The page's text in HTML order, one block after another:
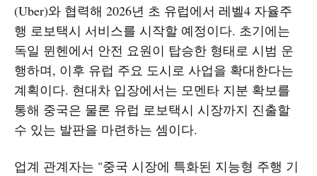
(Uber)와 협력해 2026년 초 유럽에서 레벨4 자율주
행 로보택시 서비스를 시작할 예정이다. 초기에는
독일 뮌헨에서 안전 요원이 탑승한 형태로 시범 운
행하며, 이후 유럽 주요 도시로 사업을 확대한다는
계획이다. 현대차 입장에서는 모멘타 지분 확보를
통해 중국은 물론 유럽 로보택시 시장까지 진출할
수 있는 발판을 마련하는 셈이다.
업계 관계자는 "중국 시장에 특화된 지능형 주행 기